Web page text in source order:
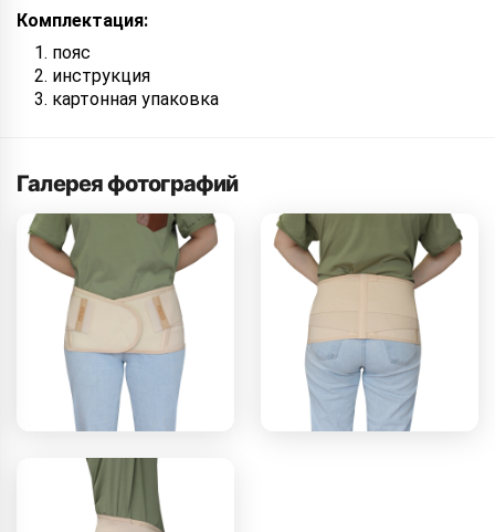
Комплектация:
пояс
инструкция
картонная упаковка
Галерея фотографий